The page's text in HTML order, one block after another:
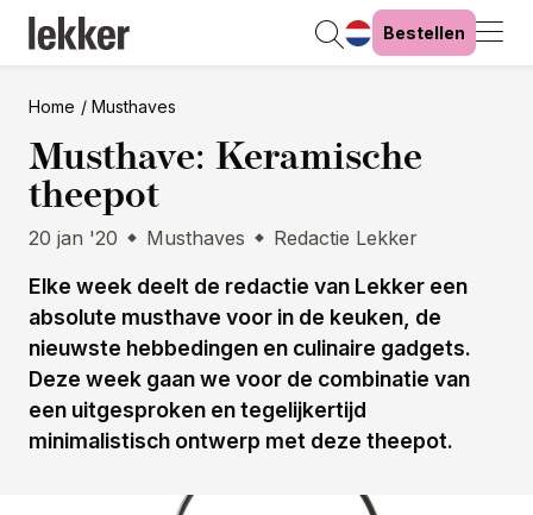
Bestellen
Home Musthaves
Musthave: Keramische
theepot
20 jan '20 Musthaves Redactie Lekker
Elke week deelt de redactie van Lekker een
absolute musthave voor in de keuken, de
nieuwste hebbedingen en culinaire gadgets.
Deze week gaan we voor de combinatie van
een uitgesproken en tegelijkertijd
minimalistisch ontwerp met deze theepot.